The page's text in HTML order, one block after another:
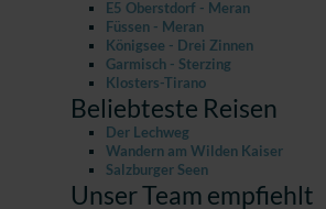
E5 Oberstdorf - Meran
Füssen - Meran
Königsee - Drei Zinnen
Garmisch - Sterzing
Klosters-Tirano
Beliebteste Reisen
Der Lechweg
Wandern am Wilden Kaiser
Salzburger Seen
Unser Team empfiehlt